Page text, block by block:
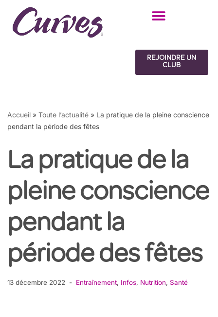
Aller
REJOINDRE UN
CLUB
Accueil » Toute l’actualité » La pratique de la pleine conscience
pendant la période des fêtes
La pratique de la
pleine conscience
pendant la
période des fêtes
13 décembre 2022 Entraînement, Infos, Nutrition, Santé